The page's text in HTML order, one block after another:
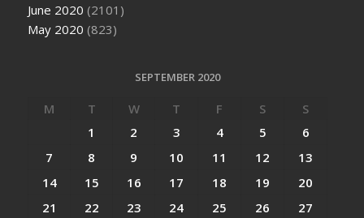
June 2020 (2101)
May 2020 (823)
SEPTEMBER 2020
M T W T F S
S
1
2 3 4 5
6
7
8 9 10 11 12
13
14
15 16 17 18 19
20
21
22 23 24 25 26
27